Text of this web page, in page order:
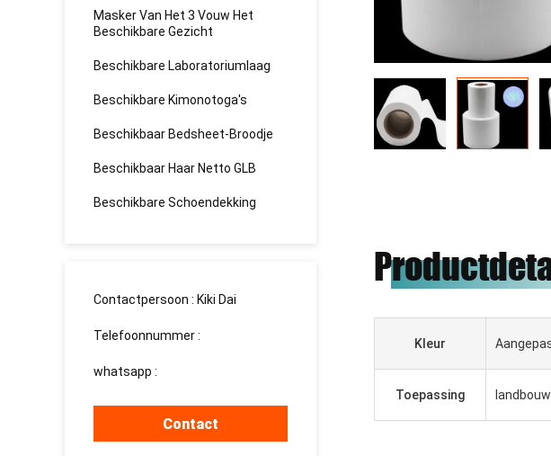
Masker Van Het 3 Vouw Het
Beschikbare Gezicht
Beschikbare Laboratoriumlaag
Beschikbare Kimonotoga's
Beschikbaar Bedsheet-Broodje
Beschikbaar Haar Netto GLB
Beschikbare Schoendekking
Contactpersoon : Kiki Dai
Telefoonnummer :
whatsapp :
Contact
Kleur
Toepassing